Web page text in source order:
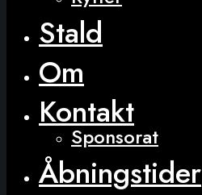
Stald
Om
Kontakt
Sponsorat
Åbningstider